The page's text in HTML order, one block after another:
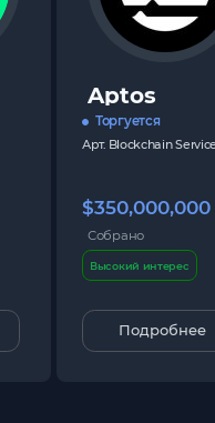
Aptos
Торгуется
Арт. Blockchain
$350,000,000
Собрано
Высокий интерес
Подробнее